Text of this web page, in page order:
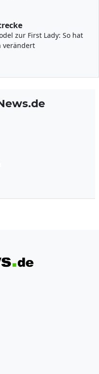
zur First Lady: So hat
verändert